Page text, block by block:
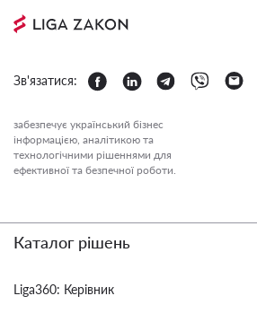
Зв'язатися:
забезпечує український бізнес
інформацією, аналітикою та
технологічними рішеннями для
ефективної та безпечної роботи.
Каталог рішень
Liga360: Керівник